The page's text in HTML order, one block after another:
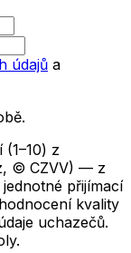
údajů a
z
© CZVV) — z
přijímací
kvality
uchazečů.